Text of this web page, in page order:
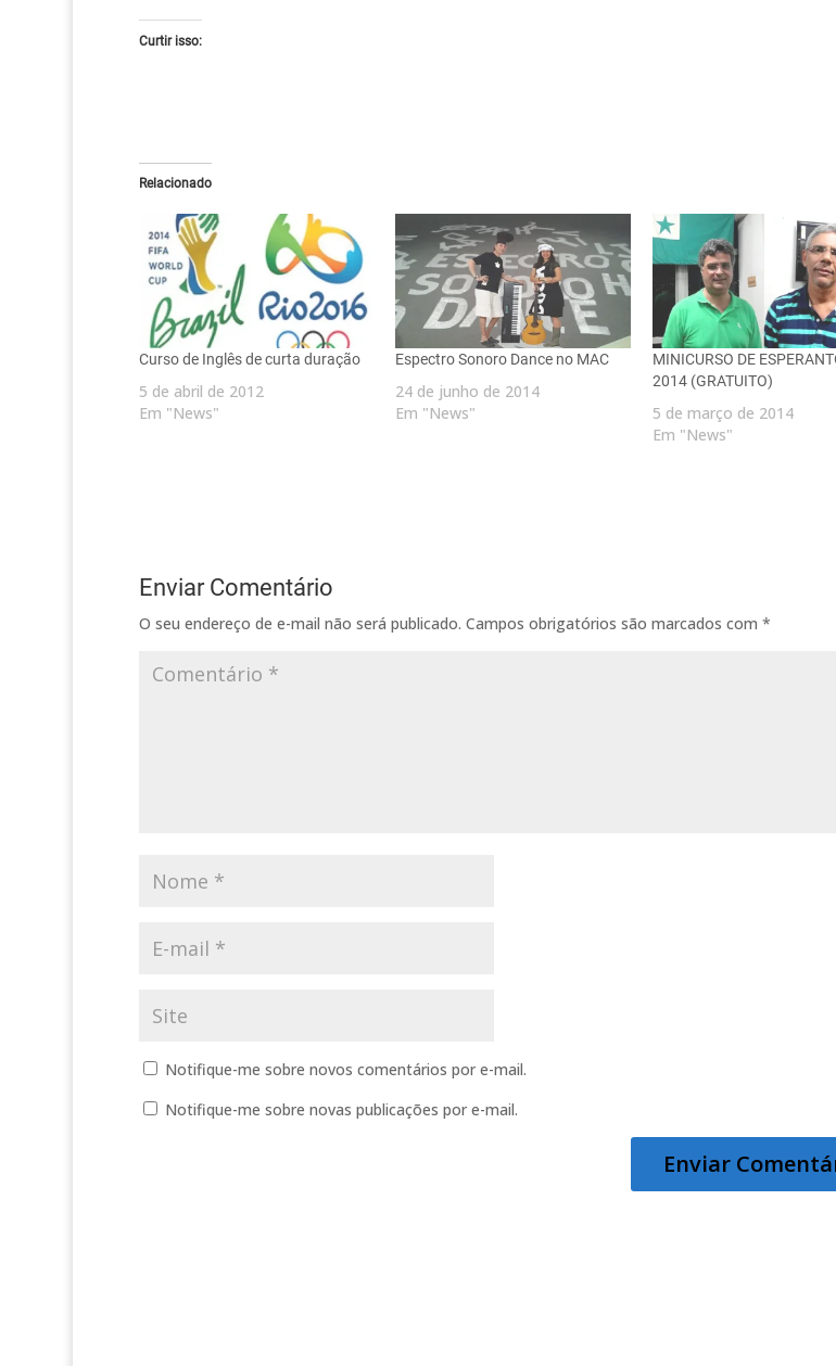
Curtir isso:
Relacionado
Curso de Inglês de curta duração
5 de abril de 2012
Em "News"
Espectro Sonoro Dance no MAC
24 de junho de 2014
Em "News"
MINICURSO DE
2014 (GRATUITO)
5 de março de 2014
Em "News"
Enviar Comentário
O seu endereço de e-mail não será publicado. Campos obrigatórios são marcados com *
Notifique-me sobre novos comentários por e-mail.
Notifique-me sobre novas publicações por e-mail.